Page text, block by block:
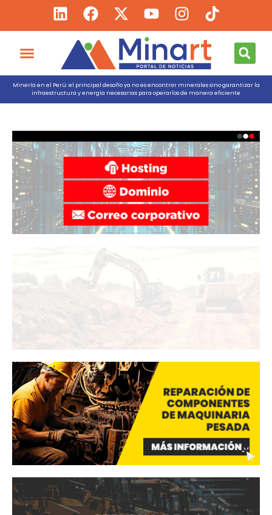
Minería en el Perú: el principal desafío ya no es encontrar minerales sino garantizar la
infraestructura y energía necesarias para operarlos de manera eficiente